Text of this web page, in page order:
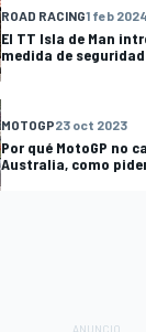
ROAD RACING1 feb 2024
El TT Isla de Man
medida de
MOTOGP23 oct 2023
Por qué MotoGP no
Australia, como